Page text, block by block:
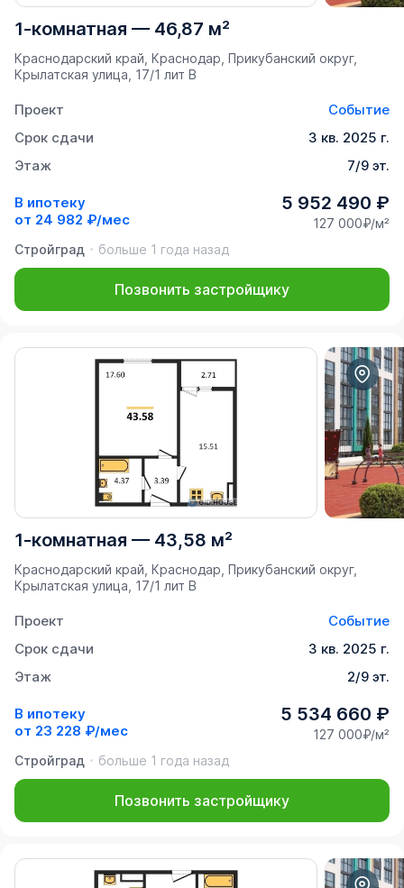
1-комнатная — 46,87 м²
Краснодарский край, Краснодар, Прикубанский округ,
Крылатская улица, 17/1 лит В
Проект
Событие
Срок сдачи
3 кв. 2025 г.
Этаж
7/9 эт.
В ипотеку
от 24 982 ₽/мес
5 952 490 ₽
127 000₽/м²
Стройград
больше 1 года назад
Позвонить застройщику
1-комнатная — 43,58 м²
Краснодарский край, Краснодар, Прикубанский округ,
Крылатская улица, 17/1 лит В
Проект
Событие
Срок сдачи
3 кв. 2025 г.
Этаж
2/9 эт.
В ипотеку
от 23 228 ₽/мес
5 534 660 ₽
127 000₽/м²
Стройград
больше 1 года назад
Позвонить застройщику